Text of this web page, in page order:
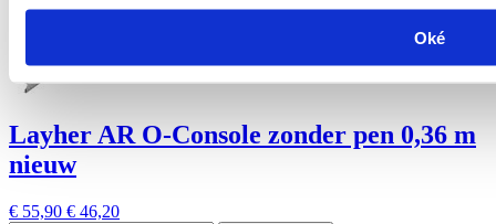
Oké
Layher AR O-Console zonder pen 0,36 m
nieuw
€ 55,90 € 46,20